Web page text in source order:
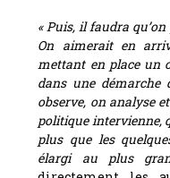
« Puis, il faudra
On aimerait en
mettant en place un
dans une démarche
observe, on analyse
politique intervienne,
plus que les
élargi au plus